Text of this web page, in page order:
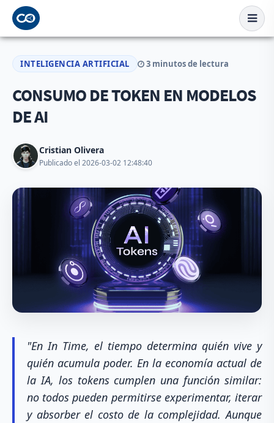
INTELIGENCIA ARTIFICIAL 3 minutos de lectura
CONSUMO DE TOKEN EN MODELOS
DE AI
Cristian Olivera
Publicado el 2026-03-02 12:48:40
"En In Time, el tiempo determina quién vive y
quién acumula poder. En la economía actual de
la IA, los tokens cumplen una función similar:
no todos pueden permitirse experimentar, iterar
y absorber el costo de la complejidad. Aunque